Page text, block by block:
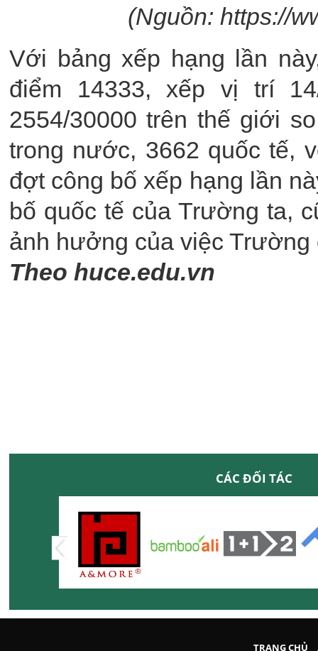
(Nguồn: https://
Với bảng xếp hạng lần
điểm 14333, xếp vị trí
2554/30000 trên thế giới
trong nước, 3662 quốc tế,
đợt công bố xếp hạng lần
bố quốc tế của Trường ta,
ảnh hưởng của việc
Theo huce.edu.vn
CÁC ĐỐI TÁC
TRANG CHỦ